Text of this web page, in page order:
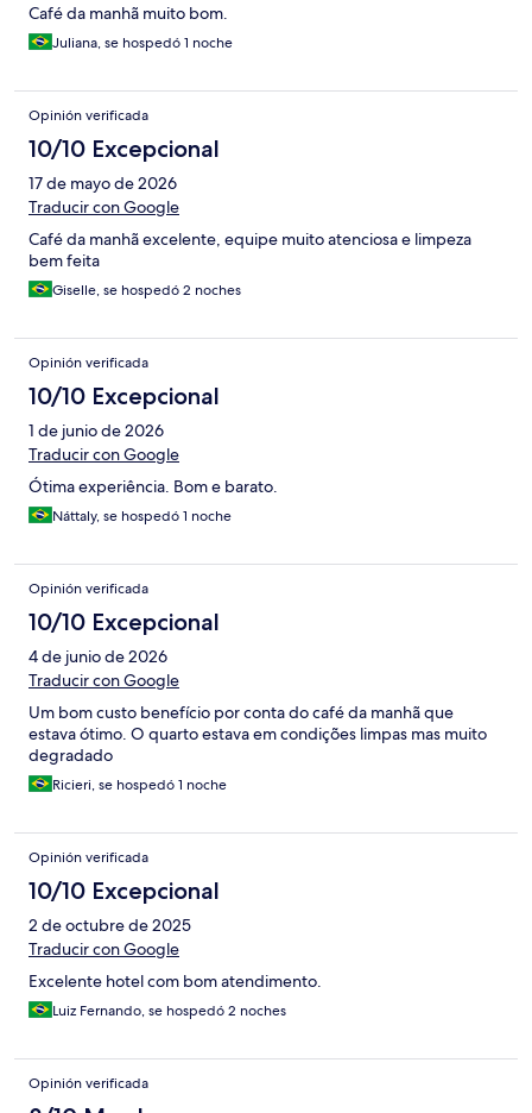
Café da manhã muito bom.
Juliana, se hospedó 1 noche
Opinión verificada
10/10 Excepcional
17 de mayo de 2026
Traducir con Google
Café da manhã excelente, equipe muito atenciosa e limpeza
bem feita
Giselle, se hospedó 2 noches
Opinión verificada
10/10 Excepcional
1 de junio de 2026
Traducir con Google
Ótima experiência. Bom e barato.
Náttaly, se hospedó 1 noche
Opinión verificada
10/10 Excepcional
4 de junio de 2026
Traducir con Google
Um bom custo benefício por conta do café da manhã que
estava ótimo. O quarto estava em condições limpas mas muito
degradado
Ricieri, se hospedó 1 noche
Opinión verificada
10/10 Excepcional
2 de octubre de 2025
Traducir con Google
Excelente hotel com bom atendimento.
Luiz Fernando, se hospedó 2 noches
Opinión verificada